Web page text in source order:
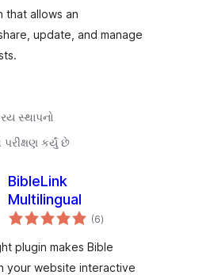
that allows an
update, and manage
સ્થાપનો
કર્યું છે
BibleLink
Multilingual
(6કુલ
રેટિંગ્સ
)
plugin makes Bible
your website interactive